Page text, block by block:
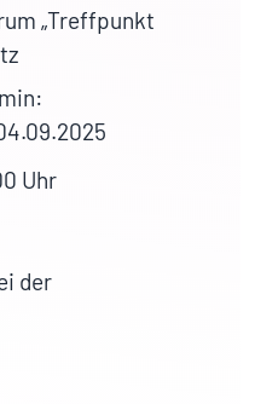
„Treffpunkt
Uhr
der